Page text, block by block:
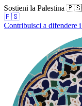
Sostieni la Palestina 🇵🇸
🇵🇸
Contribuisci a difendere